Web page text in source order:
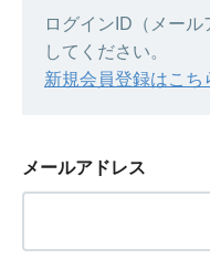
ログインID（メー
してください。
新規会員登録はこち
メールアドレス